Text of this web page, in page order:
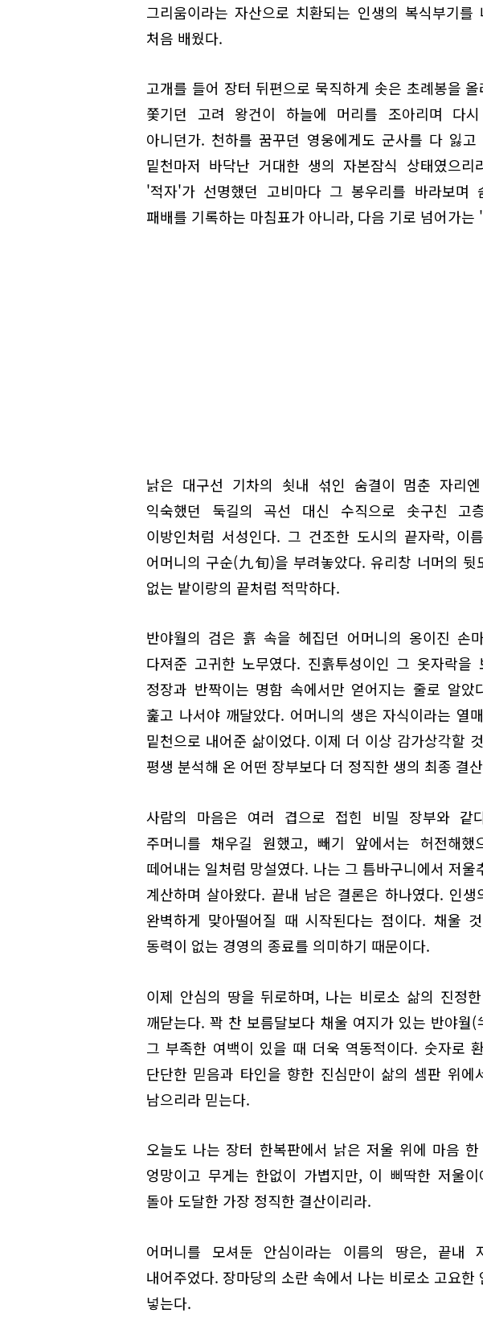
그리움이라는 자산으로 치환되는 인생의 복식부기
처음 배웠다.
고개를 들어 장터 뒤편으로 묵직하게 솟은 초례봉을
쫓기던 고려 왕건이 하늘에 머리를 조아리며 다
아니던가. 천하를 꿈꾸던 영웅에게도 군사를 다 잃
밑천마저 바닥난 거대한 생의 자본잠식 상태였으
'적자'가 선명했던 고비마다 그 봉우리를 바라보며
패배를 기록하는 마침표가 아니라, 다음 기로 넘어가
낡은 대구선 기차의 쇳내 섞인 숨결이 멈춘 자리
익숙했던 둑길의 곡선 대신 수직으로 솟구친 고
이방인처럼 서성인다. 그 건조한 도시의 끝자락, 이
어머니의 구순(九旬)을 부려놓았다. 유리창 너머의
없는 밭이랑의 끝처럼 적막하다.
반야월의 검은 흙 속을 헤집던 어머니의 옹이진 손
다져준 고귀한 노무였다. 진흙투성이인 그 옷자락
정장과 반짝이는 명함 속에서만 얻어지는 줄로 알
훑고 나서야 깨달았다. 어머니의 생은 자식이라는 열
밑천으로 내어준 삶이었다. 이제 더 이상 감가상각할
평생 분석해 온 어떤 장부보다 더 정직한 생의 최종 결
사람의 마음은 여러 겹으로 접힌 비밀 장부와 같
주머니를 채우길 원했고, 빼기 앞에서는 허전해
떼어내는 일처럼 망설였다. 나는 그 틈바구니에서 저
계산하며 살아왔다. 끝내 남은 결론은 하나였다. 인
완벽하게 맞아떨어질 때 시작된다는 점이다. 채울
동력이 없는 경영의 종료를 의미하기 때문이다.
이제 안심의 땅을 뒤로하며, 나는 비로소 삶의 진정
깨닫는다. 꽉 찬 보름달보다 채울 여지가 있는 반야
그 부족한 여백이 있을 때 더욱 역동적이다. 숫자로
단단한 믿음과 타인을 향한 진심만이 삶의 셈판 위에
남으리라 믿는다.
오늘도 나는 장터 한복판에서 낡은 저울 위에 마음
엉망이고 무게는 한없이 가볍지만, 이 삐딱한 저울
돌아 도달한 가장 정직한 결산이리라.
어머니를 모셔둔 안심이라는 이름의 땅은, 끝내
내어주었다. 장마당의 소란 속에서 나는 비로소 고요
넣는다.